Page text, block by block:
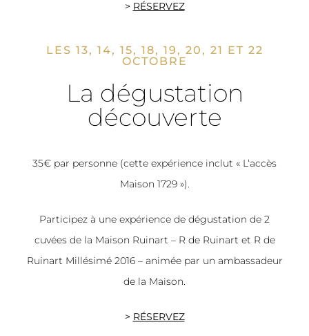
> RÉSERVEZ
LES 13, 14, 15, 18, 19, 20, 21 ET 22
OCTOBRE
La dégustation
découverte
35€ par personne (cette expérience inclut « L‘accès
Maison 1729 »).
Participez à une expérience de dégustation de 2
cuvées de la Maison Ruinart – R de Ruinart et R de
Ruinart Millésimé 2016 – animée par un ambassadeur
de la Maison.
> RÉSERVEZ